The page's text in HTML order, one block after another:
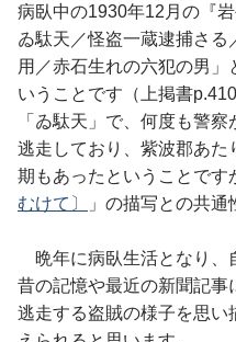
病臥中の1930年12月の『
ゐ駄天／怪盗一蔵逮捕さ
用／赤石生れの六犯の男」
いうことです（上掲書
「ゐ駄天」で、何度も警
逃走しており、紫波郡あ
期もあったということです
むけて〕
」の描写との共通
晩年に病臥生活となり、
昔の記憶や最近の新聞記事
逃走する盗賊の様子を思